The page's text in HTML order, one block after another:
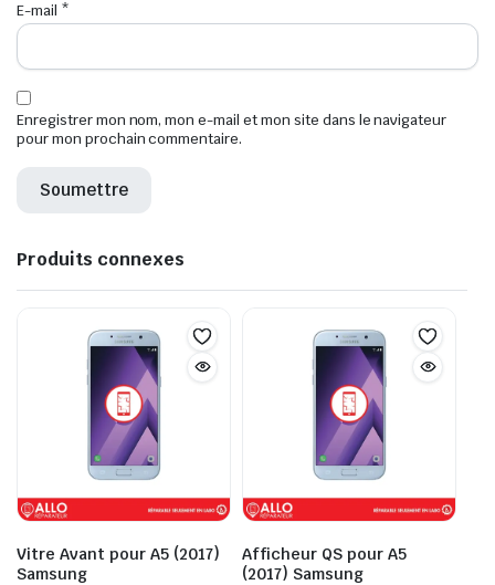
E-mail *
Enregistrer mon nom, mon e-mail et mon site dans le navigateur
pour mon prochain commentaire.
Produits connexes
Vitre Avant pour A5 (2017)
Samsung
Afficheur QS pour A5
(2017) Samsung